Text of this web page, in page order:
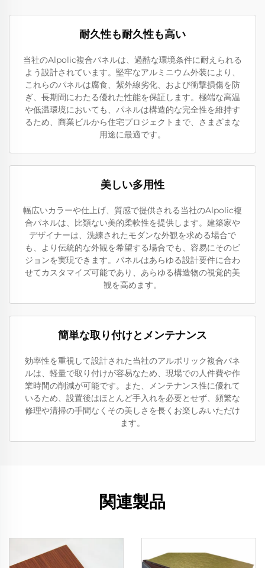
耐久性も耐久性も高い
当社のAlpolic複合パネルは、過酷な環境条件に耐えられる
よう設計されています。堅牢なアルミニウム外装により、
これらのパネルは腐食、紫外線劣化、および衝撃損傷を防
ぎ、長期間にわたる優れた性能を保証します。極端な高温
や低温環境においても、パネルは構造的な完全性を維持す
るため、商業ビルから住宅プロジェクトまで、さまざまな
用途に最適です。
美しい多用性
幅広いカラーや仕上げ、質感で提供される当社のAlpolic複
合パネルは、比類ない美的柔軟性を提供します。建築家や
デザイナーは、洗練されたモダンな外観を求める場合で
も、より伝統的な外観を希望する場合でも、容易にそのビ
ジョンを実現できます。パネルはあらゆる設計要件に合わ
せてカスタマイズ可能であり、あらゆる構造物の視覚的美
観を高めます。
簡単な取り付けとメンテナンス
効率性を重視して設計された当社のアルポリック複合パネ
ルは、軽量で取り付けが容易なため、現場での人件費や作
業時間の削減が可能です。また、メンテナンス性に優れて
いるため、設置後はほとんど手入れを必要とせず、頻繁な
修理や清掃の手間なくその美しさを長くお楽しみいただけ
ます。
関連製品